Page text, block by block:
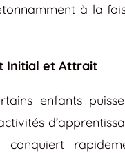
à la
Initial et Attrait
enfants